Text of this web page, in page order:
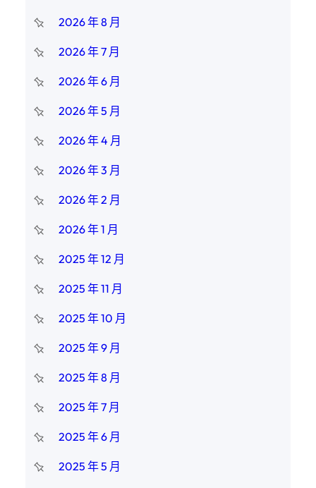
2026 年 8 月
2026 年 7 月
2026 年 6 月
2026 年 5 月
2026 年 4 月
2026 年 3 月
2026 年 2 月
2026 年 1 月
2025 年 12 月
2025 年 11 月
2025 年 10 月
2025 年 9 月
2025 年 8 月
2025 年 7 月
2025 年 6 月
2025 年 5 月